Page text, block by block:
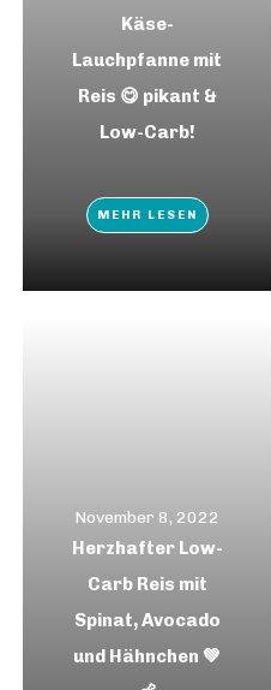
Käse-
Lauchpfanne mit
Reis 😋 pikant &
Low-Carb!
MEHR LESEN
November 8, 2022
Herzhafter Low-
Carb Reis mit
Spinat, Avocado
und Hähnchen 💚